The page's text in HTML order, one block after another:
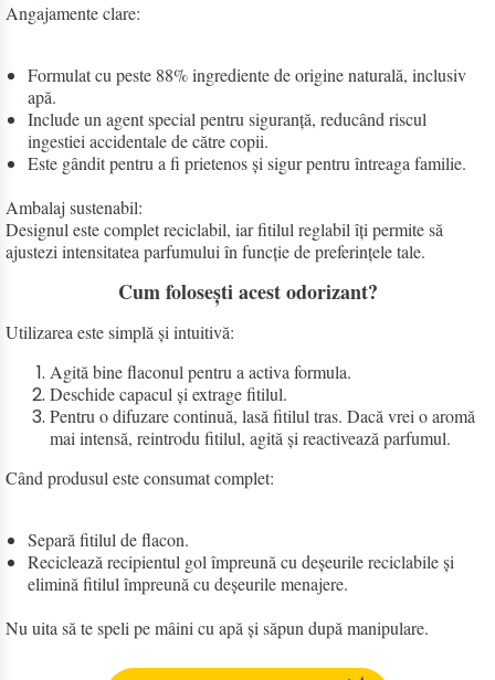
Angajamente clare:
Formulat cu peste 88% ingrediente de origine naturală, inclusiv
apă.
Include un agent special pentru siguranță, reducând riscul
ingestiei accidentale de către copii.
Este gândit pentru a fi prietenos și sigur pentru întreaga familie.
Ambalaj sustenabil:
Designul este complet reciclabil, iar fitilul reglabil îți permite să
ajustezi intensitatea parfumului în funcție de preferințele tale.
Cum folosești acest odorizant?
Utilizarea este simplă și intuitivă:
Agită bine flaconul pentru a activa formula.
Deschide capacul și extrage fitilul.
Pentru o difuzare continuă, lasă fitilul tras. Dacă vrei o aromă
mai intensă, reintrodu fitilul, agită și reactivează parfumul.
Când produsul este consumat complet:
Separă fitilul de flacon.
Reciclează recipientul gol împreună cu deșeurile reciclabile și
elimină fitilul împreună cu deșeurile menajere.
Nu uita să te speli pe mâini cu apă și săpun după manipulare.